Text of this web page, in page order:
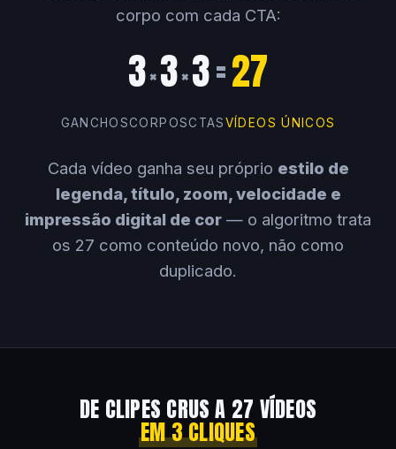
corpo com cada CTA:
3×3×3=27
GANCHOSCORPOSCTASVÍDEOS ÚNICOS
Cada vídeo ganha seu próprio estilo de
legenda, título, zoom, velocidade e
impressão digital de cor — o algoritmo trata
os 27 como conteúdo novo, não como
duplicado.
DE CLIPES CRUS A 27 VÍDEOS
EM 3 CLIQUES